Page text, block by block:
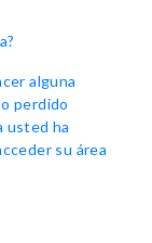
alguna
perdido
usted ha
su área